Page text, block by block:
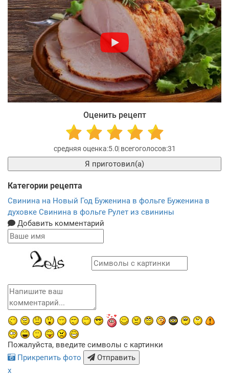
Оценить рецепт
5.0 31
Я приготовил(а)
Категории рецепта
Свинина на Новый Год Буженина в фольге Буженина в
духовке Свинина в фольге Рулет из свинины
Добавить комментарий
Пожалуйста, введите символы с картинки
Прикрепить фото
Отправить
x